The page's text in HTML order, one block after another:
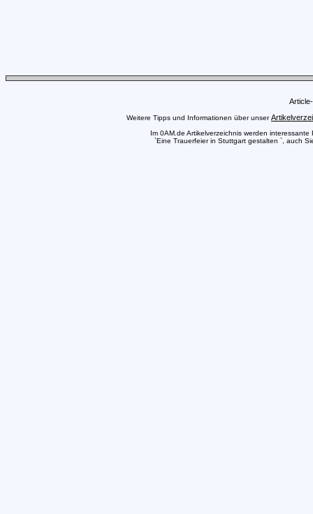
Weitere Tipps und Informationen über unser
Im 0AM.de Artikelverzeichnis werden
`Eine Trauerfeier in Stuttgart gestalten `, auch